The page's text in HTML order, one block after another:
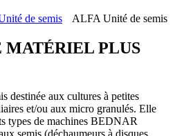
de semis ALFA Unité de semis
MATÉRIEL PLUS
destinée aux cultures à petites
et/ou aux micro granulés. Elle
types de machines BEDNAR
semis (déchaumeurs à disques,